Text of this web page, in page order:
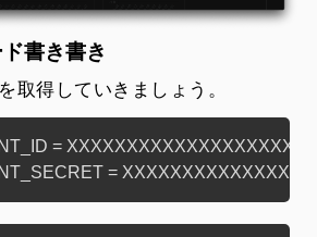
書き書き
取得していきましょう。
=